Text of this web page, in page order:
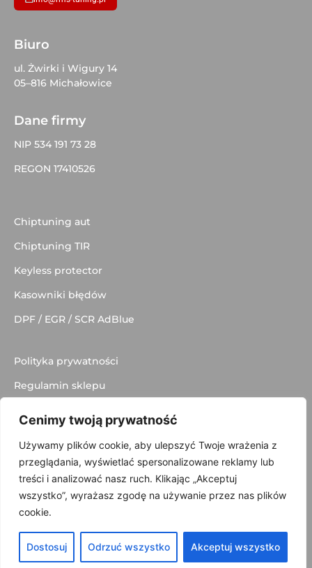
Cenimy twoją prywatność
Używamy plików cookie, aby ulepszyć Twoje wrażenia z
przeglądania, wyświetlać spersonalizowane reklamy lub
treści i analizować nasz ruch. Klikając „Akceptuj
wszystko”, wyrażasz zgodę na używanie przez nas plików
cookie.
Dostosuj Odrzuć wszystko Akceptuj wszystko
Biuro
ul. Żwirki i Wigury 14
05–816 Michałowice
Dane firmy
NIP 534 191 73 28
REGON 17410526
Chiptuning aut
Chiptuning TIR
Keyless protector
Kasowniki błędów
DPF / EGR / SCR AdBlue
Polityka prywatności
Regulamin sklepu
© 2025 made with